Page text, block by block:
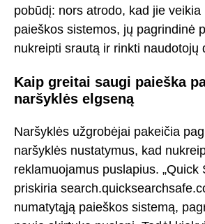
pobūdį: nors atrodo, kad jie veikia
paieškos sistemos, jų pagrindinė
nukreipti srautą ir rinkti naudotojų
Kaip greitai saugi paieška
naršyklės elgseną
Naršyklės užgrobėjai pakeičia
naršyklės nustatymus, kad
reklamuojamus puslapius. „Quick
priskiria
numatytąją paieškos sistemą,